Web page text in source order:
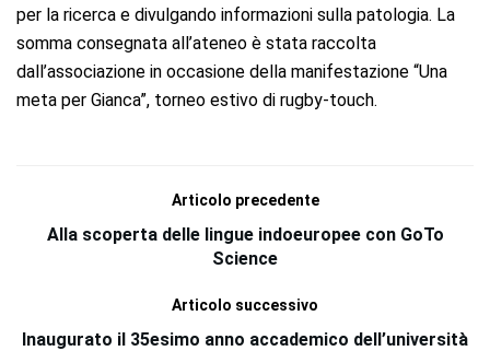
per la ricerca e divulgando informazioni sulla patologia. La
somma consegnata all’ateneo è stata raccolta
dall’associazione in occasione della manifestazione “Una
meta per Gianca”, torneo estivo di rugby-touch.
Articolo precedente
Alla scoperta delle lingue indoeuropee con GoTo
Science
Articolo successivo
Inaugurato il 35esimo anno accademico dell’università